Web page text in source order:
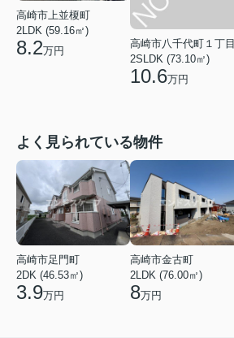
高崎市上並榎町
2LDK (59.16㎡)
8.2万円
高崎市八千代町１丁目
2SLDK (73.10㎡)
10.6万円
よく見られている物件
高崎市足門町
2DK (46.53㎡)
3.9万円
高崎市金古町
2LDK (76.00㎡)
8万円